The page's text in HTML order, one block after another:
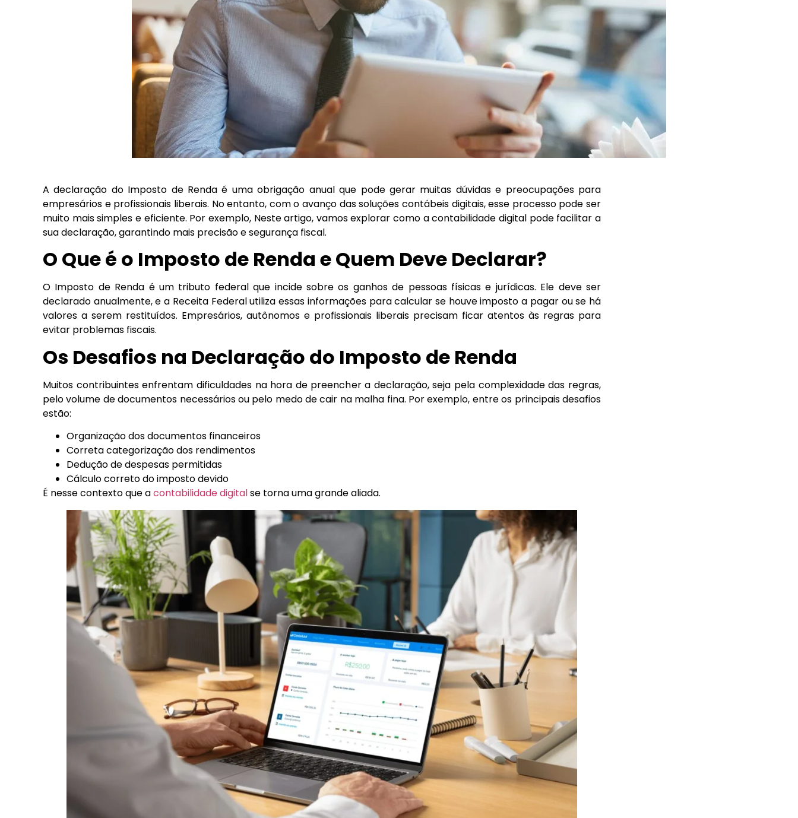
A declaração do Imposto de Renda é uma obrigação anual que pode gerar muitas dúvidas e preocupações para
empresários e profissionais liberais. No entanto, com o avanço das soluções contábeis digitais, esse processo pode ser
muito mais simples e eficiente. Por exemplo, Neste artigo, vamos explorar como a contabilidade digital pode facilitar a
sua declaração, garantindo mais precisão e segurança fiscal.
O Que é o Imposto de Renda e Quem Deve Declarar?
O Imposto de Renda é um tributo federal que incide sobre os ganhos de pessoas físicas e jurídicas. Ele deve ser
declarado anualmente, e a Receita Federal utiliza essas informações para calcular se houve imposto a pagar ou se há
valores a serem restituídos. Empresários, autônomos e profissionais liberais precisam ficar atentos às regras para
evitar problemas fiscais.
Os Desafios na Declaração do Imposto de Renda
Muitos contribuintes enfrentam dificuldades na hora de preencher a declaração, seja pela complexidade das regras,
pelo volume de documentos necessários ou pelo medo de cair na malha fina. Por exemplo, entre os principais desafios
estão:
Organização dos documentos financeiros
Correta categorização dos rendimentos
Dedução de despesas permitidas
Cálculo correto do imposto devido
É nesse contexto que acontabilidade digitalse torna uma grande aliada.